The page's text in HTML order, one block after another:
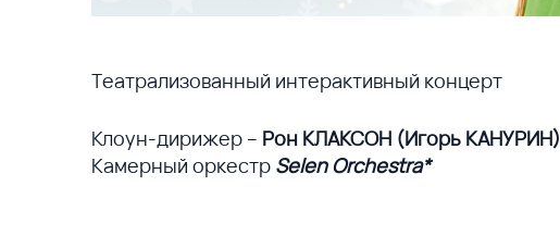
Театрализованный интерактивный концерт
Клоун-дирижер – Рон КЛАКСОН (Игорь КАНУРИН)
Камерный оркестр Selen Orchestra*